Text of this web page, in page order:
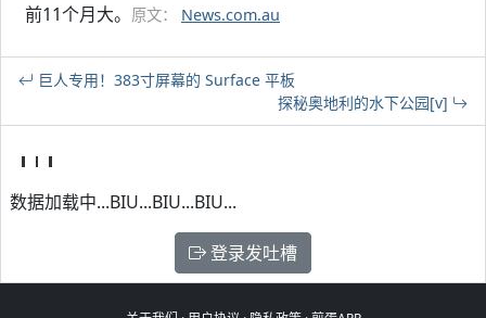
前11个月大。 原文： News.com.au
巨人专用！383寸屏幕的 Surface 平板
探秘奥地利的水下公园[v]
数据加载中...BIU...BIU...BIU...
登录发吐槽